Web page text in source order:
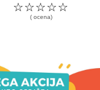
☆
☆
☆
☆
☆
( ocena)